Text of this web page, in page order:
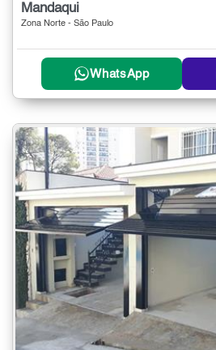
Mandaqui
Zona Norte - São Paulo
WhatsApp